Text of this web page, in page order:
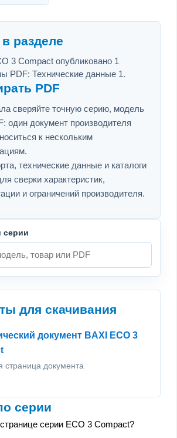
разделе
3 Compact опубликовано 1
PDF: Технические данные 1.
PDF
сверяйте точную серию, модель
один документ производителя
к нескольким
технические данные и каталоги
сверки характеристик,
и ограничений производителя.
серии
для скачивания
документ BAXI ECO 3
страница документа
серии
серии ECO 3 Compact?